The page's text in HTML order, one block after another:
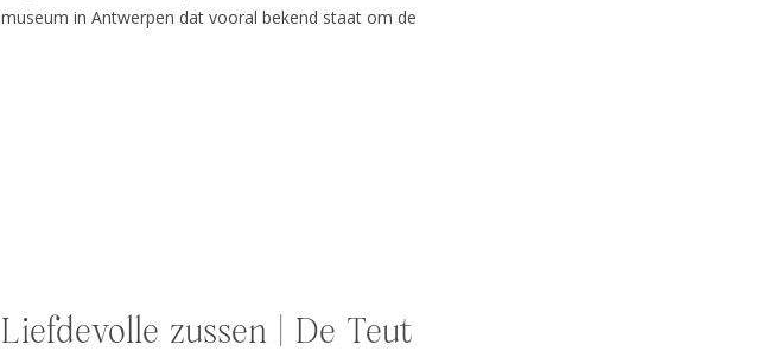
museum in Antwerpen dat vooral bekend staat om de
Liefdevolle zussen | De Teut